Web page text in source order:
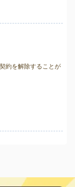
約を解除することが